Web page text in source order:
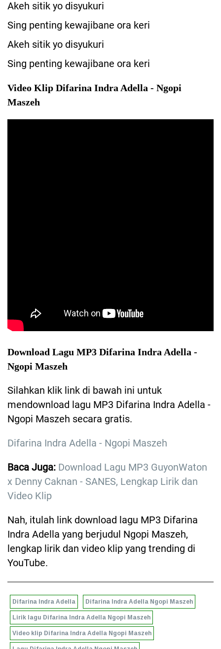
Akeh sitik yo disyukuri
Sing penting kewajibane ora keri
Akeh sitik yo disyukuri
Sing penting kewajibane ora keri
Video Klip Difarina Indra Adella - Ngopi
Maszeh
Download Lagu MP3 Difarina Indra Adella -
Ngopi Maszeh
Silahkan klik link di bawah ini untuk
mendownload lagu MP3 Difarina Indra Adella -
Ngopi Maszeh secara gratis.
Difarina Indra Adella - Ngopi Maszeh
Baca Juga: Download Lagu MP3 GuyonWaton
x Denny Caknan - SANES, Lengkap Lirik dan
Video Klip
Nah, itulah link download lagu MP3 Difarina
Indra Adella yang berjudul Ngopi Maszeh,
lengkap lirik dan video klip yang trending di
YouTube.
Difarina Indra Adella Difarina Indra Adella Ngopi Maszeh
Lirik lagu Difarina Indra Adella Ngopi Maszeh
Video klip Difarina Indra Adella Ngopi Maszeh